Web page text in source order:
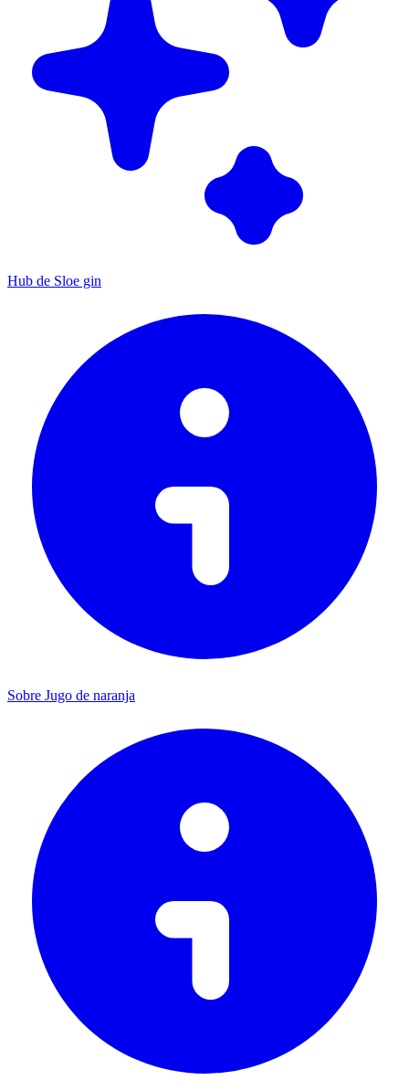
Hub de Sloe gin
Sobre Jugo de naranja